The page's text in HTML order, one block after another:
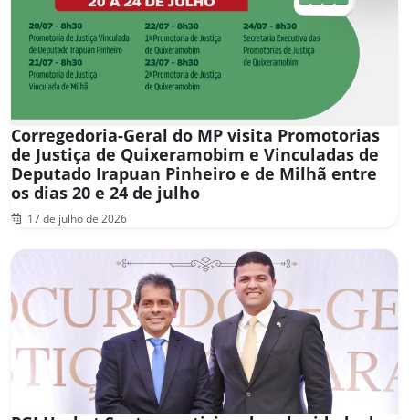
Corregedoria-Geral do MP visita Promotorias
de Justiça de Quixeramobim e Vinculadas de
Deputado Irapuan Pinheiro e de Milhã entre
os dias 20 e 24 de julho
17 de julho de 2026